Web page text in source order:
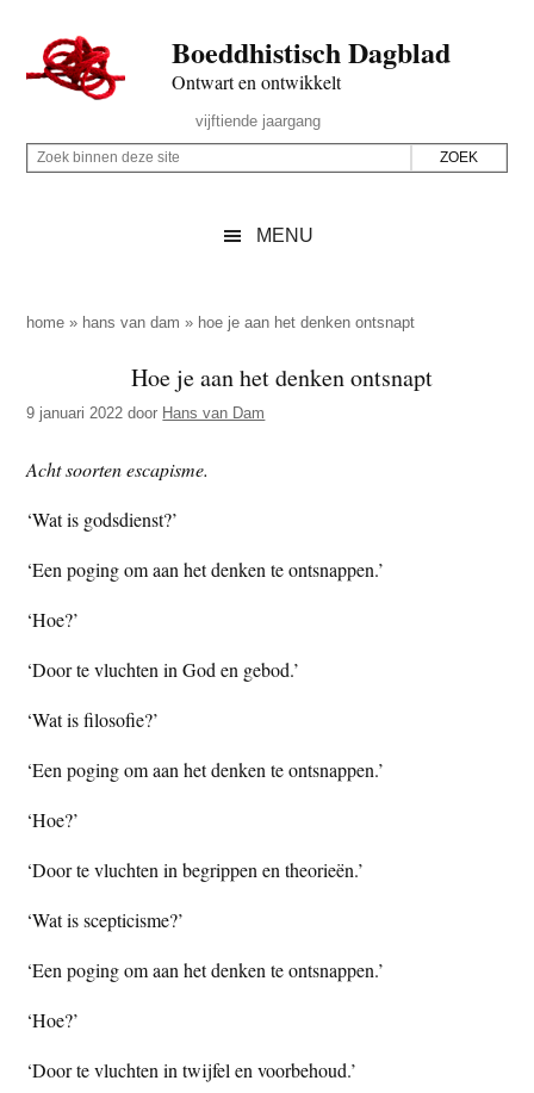
naar
de
inhoud
secondary
naar
de
sidebar
naar
de
Boeddhistisch Dagblad
Ontwart en ontwikkelt
Rechts
vijftiende jaargang
Z
p
z
e
i
t
Z
i
e
d
e
i
e
MENU
home » hans van dam » hoe je aan het denken ontsnapt
Hoe je aan het denken ontsnapt
9 januari 2022 door Hans van Dam
Acht soorten escapisme.
‘Wat is godsdienst?’
‘Een poging om aan het denken te ontsnappen.’
‘Hoe?’
‘Door te vluchten in God en gebod.’
‘Wat is filosofie?’
‘Een poging om aan het denken te ontsnappen.’
‘Hoe?’
‘Door te vluchten in begrippen en theorieën.’
‘Wat is scepticisme?’
‘Een poging om aan het denken te ontsnappen.’
‘Hoe?’
‘Door te vluchten in twijfel en voorbehoud.’